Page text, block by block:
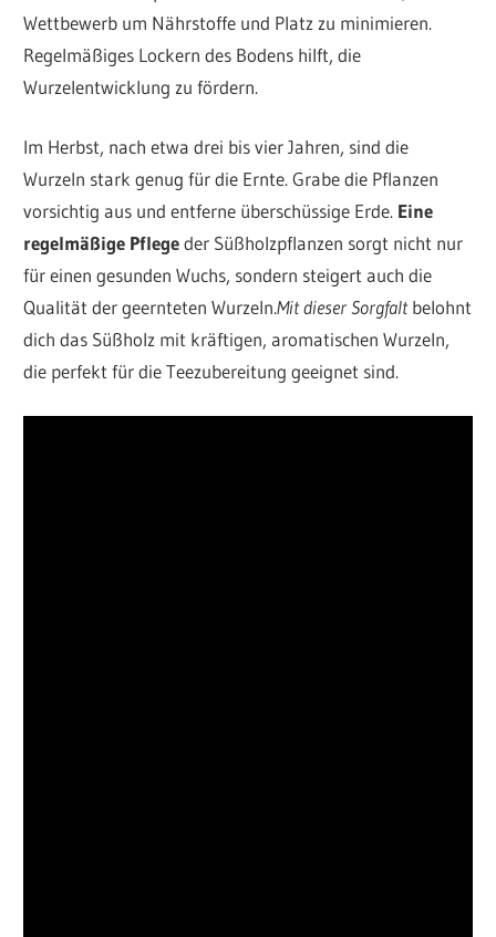
Wettbewerb um Nährstoffe und Platz zu minimieren.
Regelmäßiges Lockern des Bodens hilft, die
Wurzelentwicklung zu fördern.
Im Herbst, nach etwa drei bis vier Jahren, sind die
Wurzeln stark genug für die Ernte. Grabe die Pflanzen
vorsichtig aus und entferne überschüssige Erde. Eine
regelmäßige Pflegeder Süßholzpflanzen sorgt nicht nur
für einen gesunden Wuchs, sondern steigert auch die
Qualität der geernteten Wurzeln.Mit dieser Sorgfaltbelohnt
dich das Süßholz mit kräftigen, aromatischen Wurzeln,
die perfekt für die Teezubereitung geeignet sind.